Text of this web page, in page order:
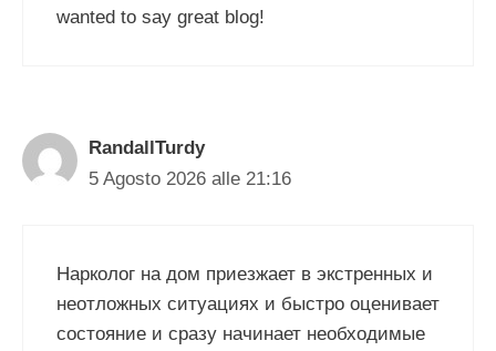
wanted to say great blog!
RandallTurdy
5 Agosto 2026 alle 21:16
Нарколог на дом приезжает в экстренных и
неотложных ситуациях и быстро оценивает
состояние и сразу начинает необходимые